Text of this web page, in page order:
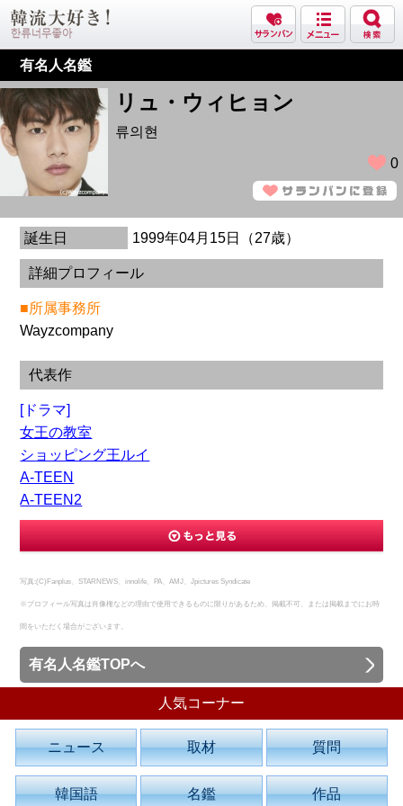
有名人名鑑
リュ・ウィヒョン
류의현
0
誕生日 1999年04月15日（27歳）
詳細プロフィール
■所属事務所
Wayzcompany
代表作
[ドラマ]
女王の教室
ショッピング王ルイ
A-TEEN
A-TEEN2
写真:(C)Fanplus、STARNEWS、innolife、PA、AMJ、Jpictures Syndicate
※プロフィール写真は肖像権などの理由で使用できるものに限りがあるため、掲載不可、または掲載までにお時
間をいただく場合がございます。
有名人名鑑TOPへ
人気コーナー
ニュース 取材 質問
韓国語 名鑑 作品